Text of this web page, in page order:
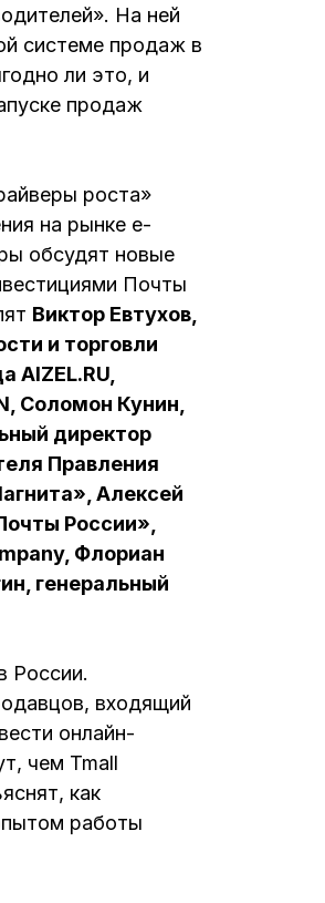
На ней
системе продаж в
ли это, и
продаж
роста»
на рынке e-
обсудят новые
Почты
Виктор Евтухов,
и торговли
AIZEL.RU,
Соломон Кунин,
директор
Правления
Алексей
России»,
Флориан
генеральный
России.
входящий
онлайн-
чем Tmall
как
работы